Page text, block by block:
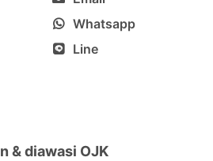
Whatsapp
Line
& diawasi OJK